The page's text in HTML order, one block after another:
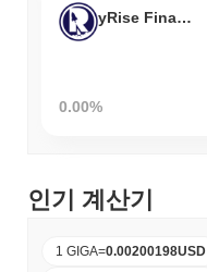
yRise Finance
0.00%
인기 계산기
1 GIGA=0.00200198USD